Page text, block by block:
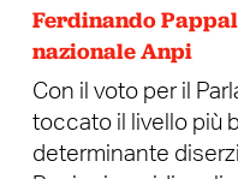
Ferdinando
nazionale Anpi
Con il voto per il
toccato il livello più
determinante